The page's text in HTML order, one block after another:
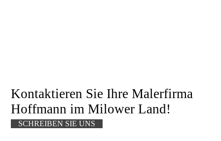
Kontaktieren Sie Ihre Malerfirma
Hoffmann imMilower Land!
SCHREIBEN SIE UNS